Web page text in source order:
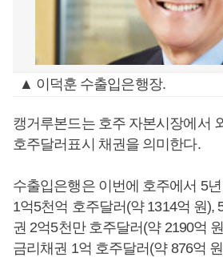
▲ 이덕훈 수출입은행장.
캥거루본드는 호주 자본시장에서
호주달러표시 채권을 의미한다.
수출입은행은 이번에 호주에서 5
1억5천억 호주달러(약 1314억 원),
권 2억5천만 호주달러(약 2190억
금리채권 1억 호주달러(약 876억